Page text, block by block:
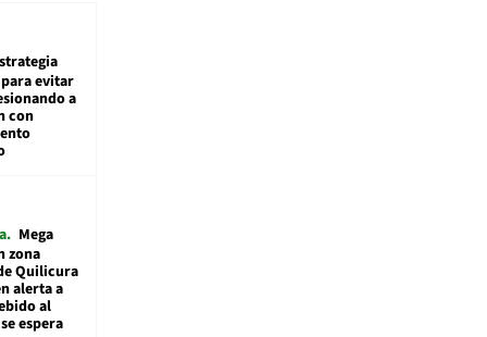
evitar
a
con
Mega
zona
Quilicura
alerta a
al
espera